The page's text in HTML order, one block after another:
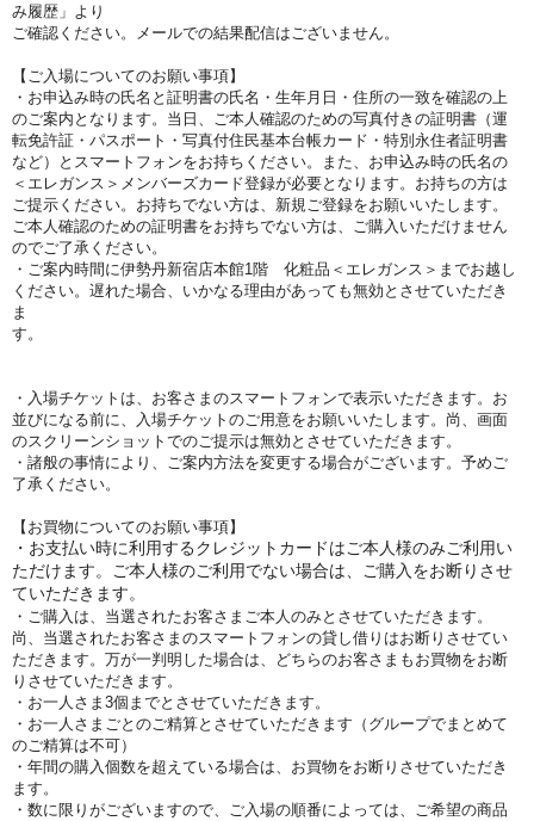
み履歴」より
ご確認ください。メールでの結果配信はございません。
【ご入場についてのお願い事項】
・お申込み時の氏名と証明書の氏名・生年月日・住所の一致を確認の上
のご案内となります。当日、ご本人確認のための写真付きの証明書（運
転免許証・パスポート・写真付住民基本台帳カード・特別永住者証明書
など）とスマートフォンをお持ちください。また、お申込み時の氏名の
＜エレガンス＞メンバーズカード登録が必要となります。お持ちの方は
ご提示ください。お持ちでない方は、新規ご登録をお願いいたします。
ご本人確認のための証明書をお持ちでない方は、ご購入いただけません
のでご了承ください。
・ご案内時間に伊勢丹新宿店本館1階 化粧品＜エレガンス＞までお越し
ください。遅れた場合、いかなる理由があっても無効とさせていただき
ま
す。
・入場チケットは、お客さまのスマートフォンで表示いただきます。お
並びになる前に、入場チケットのご用意をお願いいたします。尚、画面
のスクリーンショットでのご提示は無効とさせていただきます。
・諸般の事情により、ご案内方法を変更する場合がございます。予めご
了承ください。
【お買物についてのお願い事項】
・お支払い時に利用するクレジットカードはご本人様のみご利用い
ただけます。ご本人様のご利用でない場合は、ご購入をお断りさせ
ていただきます。
・ご購入は、当選されたお客さまご本人のみとさせていただきます。
尚、当選されたお客さまのスマートフォンの貸し借りはお断りさせてい
ただきます。万が一判明した場合は、どちらのお客さまもお買物をお断
りさせていただきます。
・お一人さま3個までとさせていただきます。
・お一人さまごとのご精算とさせていただきます（グループでまとめて
のご精算は不可）
・年間の購入個数を超えている場合は、お買物をお断りさせていただき
ます。
・数に限りがございますので、ご入場の順番によっては、ご希望の商品